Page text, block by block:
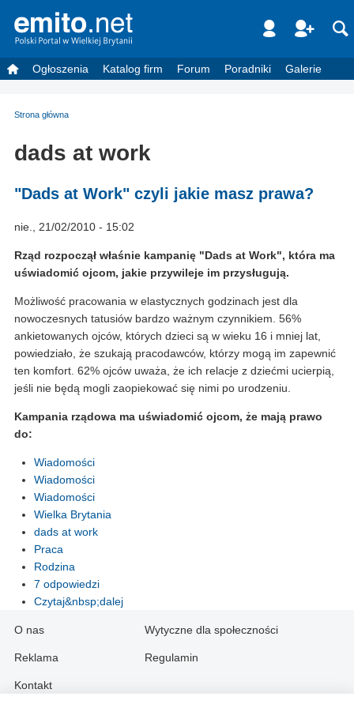
Ogłoszenia Katalog firm Forum Poradniki Galerie
Strona główna
dads at work
"Dads at Work" czyli jakie masz prawa?
nie., 21/02/2010 - 15:02
Rząd rozpoczął właśnie kampanię "Dads at Work", która ma
uświadomić ojcom, jakie przywileje im przysługują.
Możliwość pracowania w elastycznych godzinach jest dla
nowoczesnych tatusiów bardzo ważnym czynnikiem. 56%
ankietowanych ojców, których dzieci są w wieku 16 i mniej lat,
powiedziało, że szukają pracodawców, którzy mogą im zapewnić
ten komfort. 62% ojców uważa, że ich relacje z dziećmi ucierpią,
jeśli nie będą mogli zaopiekować się nimi po urodzeniu.
Kampania rządowa ma uświadomić ojcom, że mają prawo
do:
Wiadomości
Wiadomości
Wiadomości
Wielka Brytania
dads at work
Praca
Rodzina
7 odpowiedzi
Czytaj&nbsp;dalej
O nas
Reklama
Kontakt
Wytyczne dla społeczności
Regulamin